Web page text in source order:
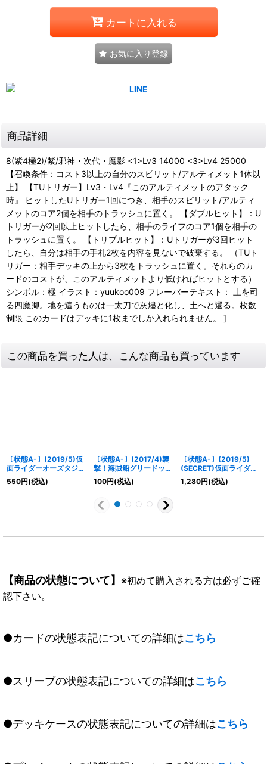
カートに入れる
お気に入り登録
商品詳細
8(紫4極2)/紫/邪神・次代・魔影 <1>Lv3 14000 <3>Lv4 25000
【召喚条件：コスト3以上の自分のスピリット/アルティメット1体以
上】 【TUトリガー】Lv3・Lv4『このアルティメットのアタック
時』 ヒットしたUトリガー1回につき、相手のスピリット/アルティ
メットのコア2個を相手のトラッシュに置く。 【ダブルヒット】：U
トリガーが2回以上ヒットしたら、相手のライフのコア1個を相手の
トラッシュに置く。 【トリプルヒット】：Uトリガーが3回ヒット
したら、自分は相手の手札2枚を内容を見ないで破棄する。 （TUト
リガー：相手デッキの上から3枚をトラッシュに置く。それらのカ
ードのコストが、このアルティメットより低ければヒットとする）
シンボル：極 イラスト：yuukoo009 フレーバーテキスト： 土を司
る四魔卿。地を這うものは一太刀で灰燼と化し、土へと還る。枚数
制限 このカードはデッキに1枚までしか入れられません。 ]
この商品を買った人は、こんな商品も買っています
〔状態A-〕(2019/5)仮
面ライダーオーズタジャ
ドルコンボ(最終回ver.)
【X】{CB08-X05}
550円(税込)
〔状態A-〕(2017/4)襲
撃！海賊船グリードッグ
号【R】{BS42-089}
《多》
100円(税込)
〔状態A-〕(2019/5)
(SECRET)仮面ライダー
オーズプトティラコンボ
【X-SEC】{CB08-
1,280円(税込)
【商品の状態について】 ※初めて購入される方は必ずご確
認下さい。
●カードの状態表記についての詳細はこちら
●スリーブの状態表記についての詳細はこちら
●デッキケースの状態表記についての詳細はこちら